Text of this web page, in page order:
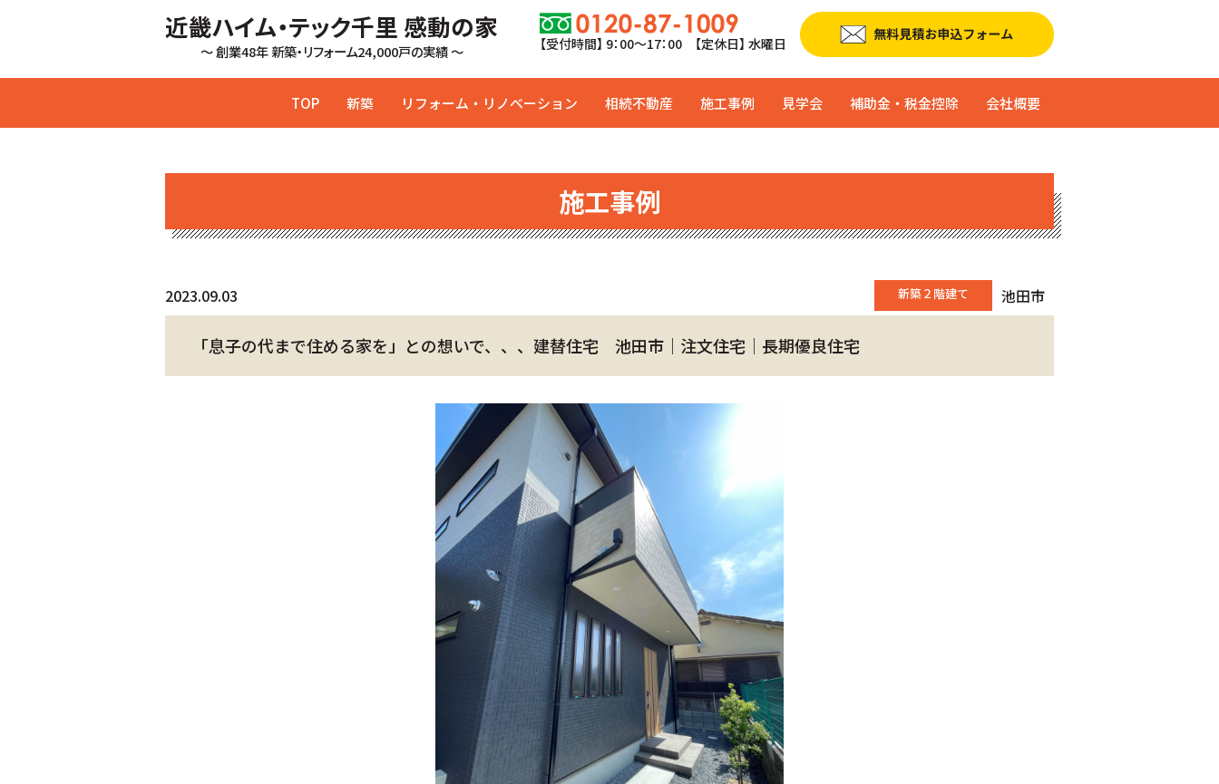
近畿ハイム・テック千里 感動の家
～ 創業48年 新築・リフォーム24,000戸の実績 ～ 【受付時間】 9：00〜17：00 【定休日】 水曜日
TOP 新築 リフォーム・リノベーション 相続不動産 施工事例 見学会 補助金・税金控除 会社概要
施工事例
2023.09.03 新築２階建て 池田市
「息子の代まで住める家を」との想いで、、、建替住宅 池田市｜注文住宅｜長期優良住宅